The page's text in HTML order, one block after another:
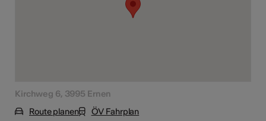
Kirchweg 6, 3995 Ernen
Route planen
ÖV Fahrplan